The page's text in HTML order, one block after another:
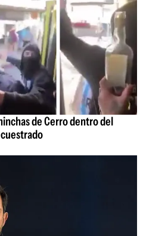
de Cerro dentro del